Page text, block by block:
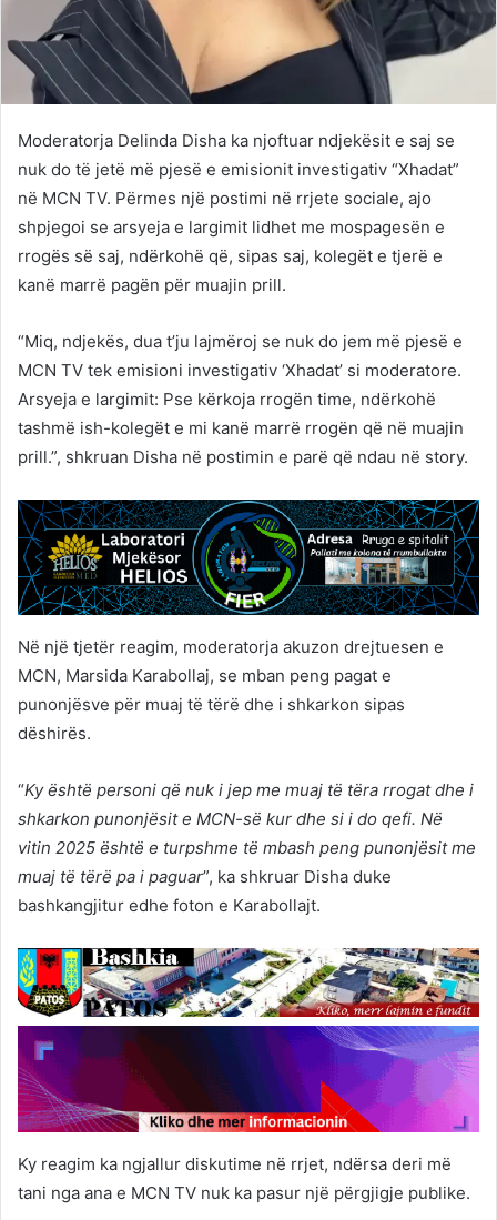
Moderatorja Delinda Disha ka njoftuar ndjekësit e saj se
nuk do të jetë më pjesë e emisionit investigativ “Xhadat”
në MCN TV. Përmes një postimi në rrjete sociale, ajo
shpjegoi se arsyeja e largimit lidhet me mospagesën e
rrogës së saj, ndërkohë që, sipas saj, kolegët e tjerë e
kanë marrë pagën për muajin prill.
“Miq, ndjekës, dua t’ju lajmëroj se nuk do jem më pjesë e
MCN TV tek emisioni investigativ ‘Xhadat’ si moderatore.
Arsyeja e largimit: Pse kërkoja rrogën time, ndërkohë
tashmë ish-kolegët e mi kanë marrë rrogën që në muajin
prill.”, shkruan Disha në postimin e parë që ndau në story.
Në një tjetër reagim, moderatorja akuzon drejtuesen e
MCN, Marsida Karabollaj, se mban peng pagat e
punonjësve për muaj të tërë dhe i shkarkon sipas
dëshirës.
“Ky është personi që nuk i jep me muaj të tëra rrogat dhe i
shkarkon punonjësit e MCN-së kur dhe si i do qefi. Në
vitin 2025 është e turpshme të mbash peng punonjësit me
muaj të tërë pa i paguar”, ka shkruar Disha duke
bashkangjitur edhe foton e Karabollajt.
Ky reagim ka ngjallur diskutime në rrjet, ndërsa deri më
tani nga ana e MCN TV nuk ka pasur një përgjigje publike.